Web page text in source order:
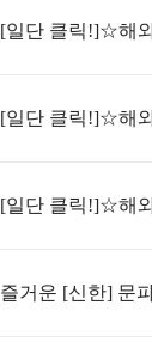
[일단 클릭!]☆해
[일단 클릭!]☆해
[일단 클릭!]☆해
즐거운 [신한] 문